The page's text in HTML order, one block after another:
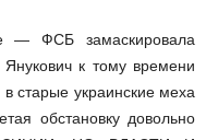
ФСБ замаскировала
к тому времени
старые украинские меха
обстановку довольно